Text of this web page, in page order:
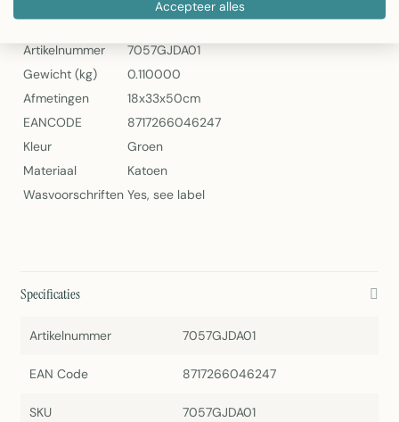
Artikelnummer
7057GJDA01
Gewicht (kg)
0.110000
Afmetingen
18x33x50cm
EANCODE
8717266046247
Kleur
Groen
Materiaal
Katoen
Wasvoorschriften Yes, see label
Specificaties
Artikelnummer 7057GJDA01
EAN Code 8717266046247
SKU 7057GJDA01
Accepteer alles